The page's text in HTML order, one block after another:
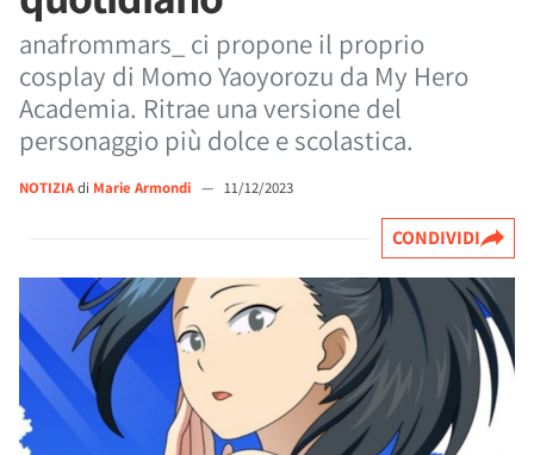
anafrommars_ ci propone il proprio
cosplay di Momo Yaoyorozu da My Hero
Academia. Ritrae una versione del
personaggio più dolce e scolastica.
NOTIZIAdi Marie Armondi — 11/12/2023
CONDIVIDI